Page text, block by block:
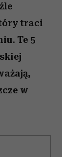
traci
Te 5
w